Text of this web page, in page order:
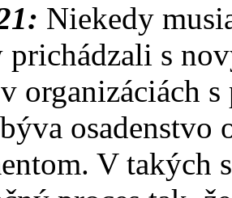
Niekedy
prichádzali s
organizáciách
V takých